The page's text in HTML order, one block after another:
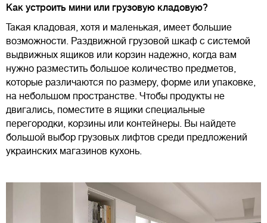
Как устроить мини или грузовую кладовую?
Такая кладовая, хотя и маленькая, имеет большие
возможности. Раздвижной грузовой шкаф с системой
выдвижных ящиков или корзин надежно, когда вам
нужно разместить большое количество предметов,
которые различаются по размеру, форме или упаковке,
на небольшом пространстве. Чтобы продукты не
двигались, поместите в ящики специальные
перегородки, корзины или контейнеры. Вы найдете
большой выбор грузовых лифтов среди предложений
украинских магазинов кухонь.